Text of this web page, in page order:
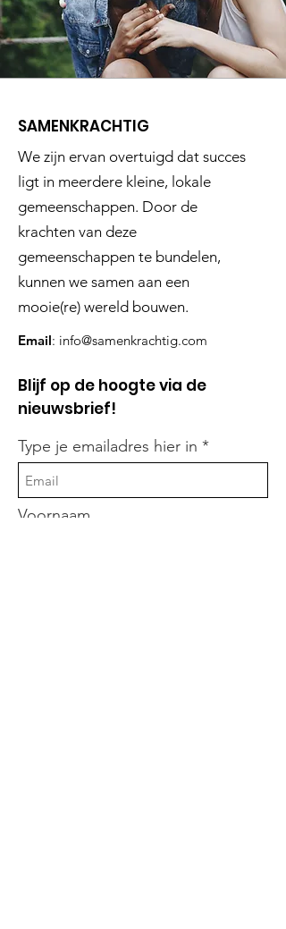
SAMENKRACHTIG
We zijn ervan overtuigd dat succes
ligt in meerdere kleine, lokale
gemeenschappen. Door de
krachten van deze
gemeenschappen te bundelen,
kunnen we samen aan een
mooie(re) wereld bouwen.
Email: info@samenkrachtig.com
Blijf op de hoogte via de
nieuwsbrief!
Type je emailadres hier in
Voornaam